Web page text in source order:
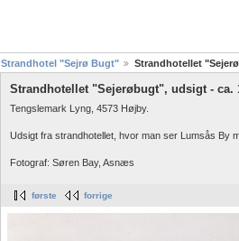
Strandhotel "Sejrø Bugt" Strandhotellet
Strandhotellet "Sejerøbugt", udsigt - ca.
Tengslemark Lyng, 4573 Højby.
Udsigt fra strandhotellet, hvor man ser Lumsås By
Fotograf: Søren Bay, Asnæs
første forrige